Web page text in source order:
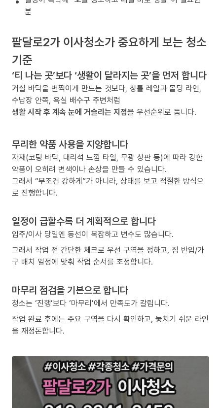
분
팔달로2가 이사청소가 중요하게 보는 청소
기준
‘티 나는 곳’보다 ‘생활이 달라지는 곳’을 먼저 합니다
거실 바닥을 번쩍이게 만드는 것보다, 창틀 레일과 몰딩 라인,
수납장 안쪽, 욕실 배수구 주변처럼
생활 시작 후 계속 눈에 거슬리는 지점을 우선순위로 둡니다.
무리한 약품 사용을 지양합니다
자재(코팅 바닥, 대리석 느낌 타일, 무광 상판 등)에 따라 강한
약품이 오히려 변색이나 손상을 만들 수 있습니다.
그래서 “무조건 강하게”가 아니라, 상태를 보고 적절한 방식으
로 진행합니다.
일정이 급할수록 더 계획적으로 합니다
입주/이사 당일엔 동선이 복잡하고 변수도 많습니다.
그래서 작업 전 간단한 체크로 우선 구역을 정하고, 짐 반입/가
구 배치 일정에 맞춰 작업 순서를 조정합니다.
마무리 점검을 기본으로 합니다
청소는 ‘진행’보다 ‘마무리’에서 만족도가 갈립니다.
작업 완료 후에는 주요 구역을 다시 확인하고, 놓치기 쉬운 라인
을 재정돈합니다.